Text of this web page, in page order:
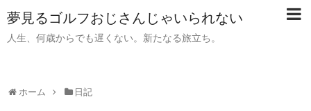
夢見るゴルフおじさんじゃいられない
人生、何歳からでも遅くない。新たなる旅立ち。
ホーム 日記